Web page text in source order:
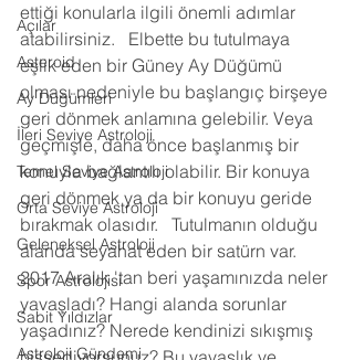
Açılar
Asteroid
Ay Düğümleri
İleri Seviye Astroloji
Temel Seviye Astroloji
Orta Seviye Astroloji
Geleneksel Astroloji
Spor Astrolojisi
Sabit Yıldızlar
Astroloji Gündemi
ettiği konularla ilgili önemli adımlar
atabilirsiniz.   Elbette bu tutulmaya
eşlik eden bir Güney Ay Düğümü
olması nedeniyle bu başlangıç birşeye
geri dönmek anlamına gelebilir. Veya
geçmişle, daha önce başlanmış bir
konuyla bağlantılı olabilir. Bir konuya
geri dönmek ya da bir konuyu geride
bırakmak olasıdır.   Tutulmanın olduğu
alanda seyahat eden bir satürn var.
2017 Aralık 'tan beri yaşamınızda neler
yavaşladı? Hangi alanda sorunlar
yaşadınız? Nerede kendinizi sıkışmış